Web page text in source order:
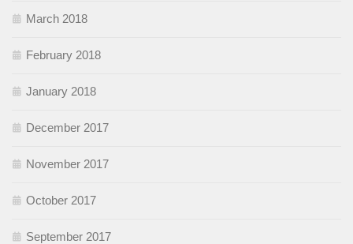
March 2018
February 2018
January 2018
December 2017
November 2017
October 2017
September 2017